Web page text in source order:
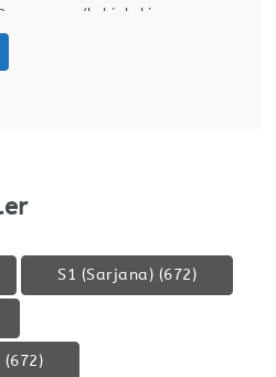
laki-laki
min. semester 6 Semua
S1 (Sarjana) (672)
(672)